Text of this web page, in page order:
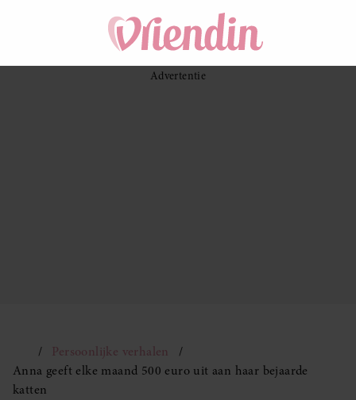
Persoonlijke verhalen
Anna geeft elke maand 500 euro uit aan haar bejaarde
katten